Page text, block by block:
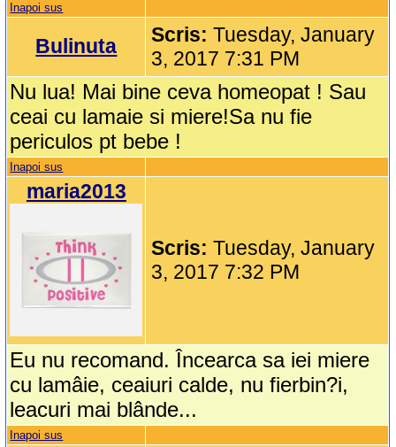
Inapoi sus
Bulinuta Scris:Tuesday, January
3, 2017 7:31 PM
Nu lua! Mai bine ceva homeopat ! Sau
ceai cu lamaie si miere!Sa nu fie
periculos pt bebe !
Inapoi sus
maria2013
Scris:Tuesday, January
3, 2017 7:32 PM
Eu nu recomand. Încearca sa iei miere
cu lamâie, ceaiuri calde, nu fierbin?i,
leacuri mai blânde...
Inapoi sus